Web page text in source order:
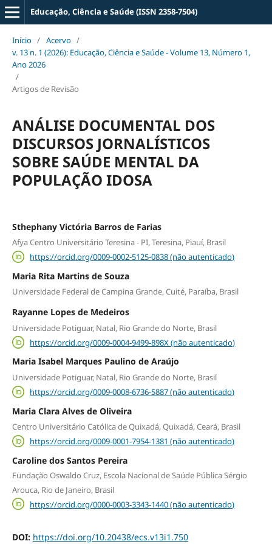
Educação, Ciência e Saúde (ISSN 2358-7504)
Início / Acervo /
v. 13 n. 1 (2026): Educação, Ciência e Saúde - Volume 13, Número 1,
Ano 2026
/
Artigos de Revisão
ANÁLISE DOCUMENTAL DOS
DISCURSOS JORNALÍSTICOS
SOBRE SAÚDE MENTAL DA
POPULAÇÃO IDOSA
Sthephany Victória Barros de Farias
Afya Centro Universitário Teresina - PI, Teresina, Piauí, Brasil
https://orcid.org/0009-0002-5125-0838 (não autenticado)
Maria Rita Martins de Souza
Universidade Federal de Campina Grande, Cuité, Paraíba, Brasil
Rayanne Lopes de Medeiros
Universidade Potiguar, Natal, Rio Grande do Norte, Brasil
https://orcid.org/0009-0004-9499-898X (não autenticado)
Maria Isabel Marques Paulino de Araújo
Universidade Potiguar, Natal, Rio Grande do Norte, Brasil
https://orcid.org/0009-0008-6736-5887 (não autenticado)
Maria Clara Alves de Oliveira
Centro Universitário Católica de Quixadá, Quixadá, Ceará, Brasil
https://orcid.org/0009-0001-7954-1381 (não autenticado)
Caroline dos Santos Pereira
Fundação Oswaldo Cruz, Escola Nacional de Saúde Pública Sérgio
Arouca, Rio de Janeiro, Brasil
https://orcid.org/0000-0003-3343-1440 (não autenticado)
DOI: https://doi.org/10.20438/ecs.v13i1.750